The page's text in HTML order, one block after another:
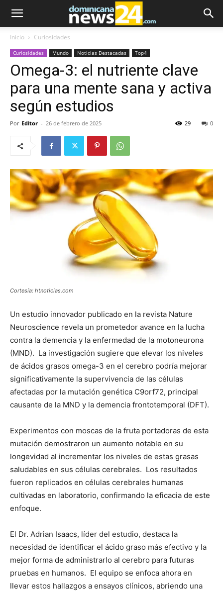
Inicio Curiosidades
Curiosidades Mundo Noticias Destacadas Top4
Omega-3: el nutriente clave
para una mente sana y activa
según estudios
Por Editor - 26 de febrero de 2025 0
29
Cortesía: htnoticias.com
Un estudio innovador publicado en la revista Nature
Neuroscience revela un prometedor avance en la lucha
contra la demencia y la enfermedad de la motoneurona
(MND). La investigación sugiere que elevar los niveles
de ácidos grasos omega-3 en el cerebro podría mejorar
significativamente la supervivencia de las células
afectadas por la mutación genética C9orf72, principal
causante de la MND y la demencia frontotemporal (DFT).
Experimentos con moscas de la fruta portadoras de esta
mutación demostraron un aumento notable en su
longevidad al incrementar los niveles de estas grasas
saludables en sus células cerebrales. Los resultados
fueron replicados en células cerebrales humanas
cultivadas en laboratorio, confirmando la eficacia de este
enfoque.
El Dr. Adrian Isaacs, líder del estudio, destaca la
necesidad de identificar el ácido graso más efectivo y la
mejor forma de administrarlo al cerebro para futuras
pruebas en humanos. El equipo se enfoca ahora en
llevar estos hallazgos a ensayos clínicos, abriendo una